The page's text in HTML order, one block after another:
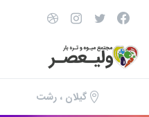
گیلان ، رشت